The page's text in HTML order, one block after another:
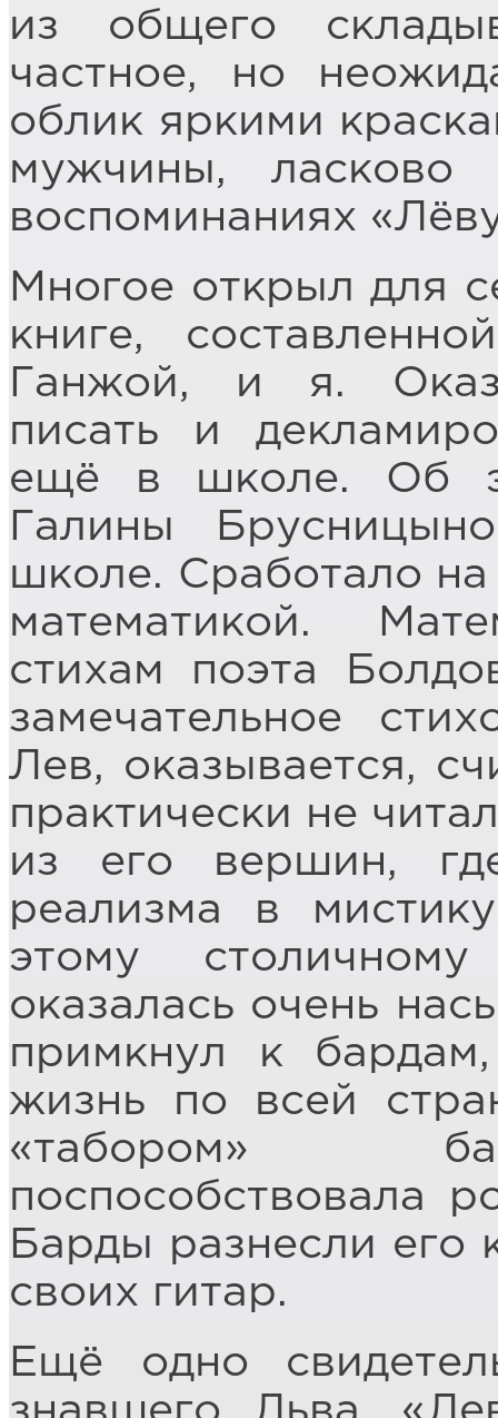
из общего
частное, но
облик яркими
мужчины,
воспоминаниях
Многое открыл для
книге,
Ганжой, и я.
писать и
ещё в школе. Об
Галины
школе. Сработало
математикой.
стихам поэта
замечательное
Лев, оказывается,
практически не
из его вершин,
реализма в
этому
оказалась очень
примкнул к
жизнь по всей
«табором»
поспособствовала
Барды разнесли его
своих гитар.
Ещё одно